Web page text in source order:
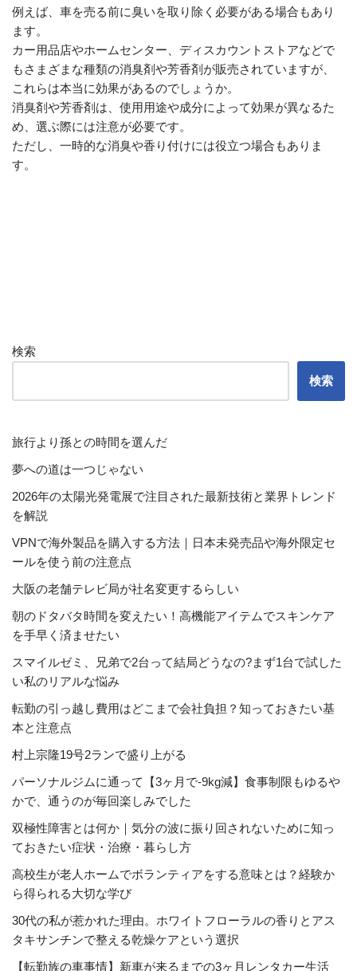
例えば、車を売る前に臭いを取り除く必要がある場合もあり
ます。
カー用品店やホームセンター、ディスカウントストアなどで
もさまざまな種類の消臭剤や芳香剤が販売されていますが、
これらは本当に効果があるのでしょうか。
消臭剤や芳香剤は、使用用途や成分によって効果が異なるた
め、選ぶ際には注意が必要です。
ただし、一時的な消臭や香り付けには役立つ場合もありま
す。
検索
検索
旅行より孫との時間を選んだ
夢への道は一つじゃない
2026年の太陽光発電展で注目された最新技術と業界トレンド
を解説
VPNで海外製品を購入する方法｜日本未発売品や海外限定セ
ールを使う前の注意点
大阪の老舗テレビ局が社名変更するらしい
朝のドタバタ時間を変えたい！高機能アイテムでスキンケア
を手早く済ませたい
スマイルゼミ、兄弟で2台って結局どうなの?まず1台で試した
い私のリアルな悩み
転勤の引っ越し費用はどこまで会社負担？知っておきたい基
本と注意点
村上宗隆19号2ランで盛り上がる
パーソナルジムに通って【3ヶ月で-9kg減】食事制限もゆるや
かで、通うのが毎回楽しみでした
双極性障害とは何か｜気分の波に振り回されないために知っ
ておきたい症状・治療・暮らし方
高校生が老人ホームでボランティアをする意味とは？経験か
ら得られる大切な学び
30代の私が惹かれた理由。ホワイトフローラルの香りとアス
タキサンチンで整える乾燥ケアという選択
【転勤族の車事情】新車が来るまでの3ヶ月レンタカー生活